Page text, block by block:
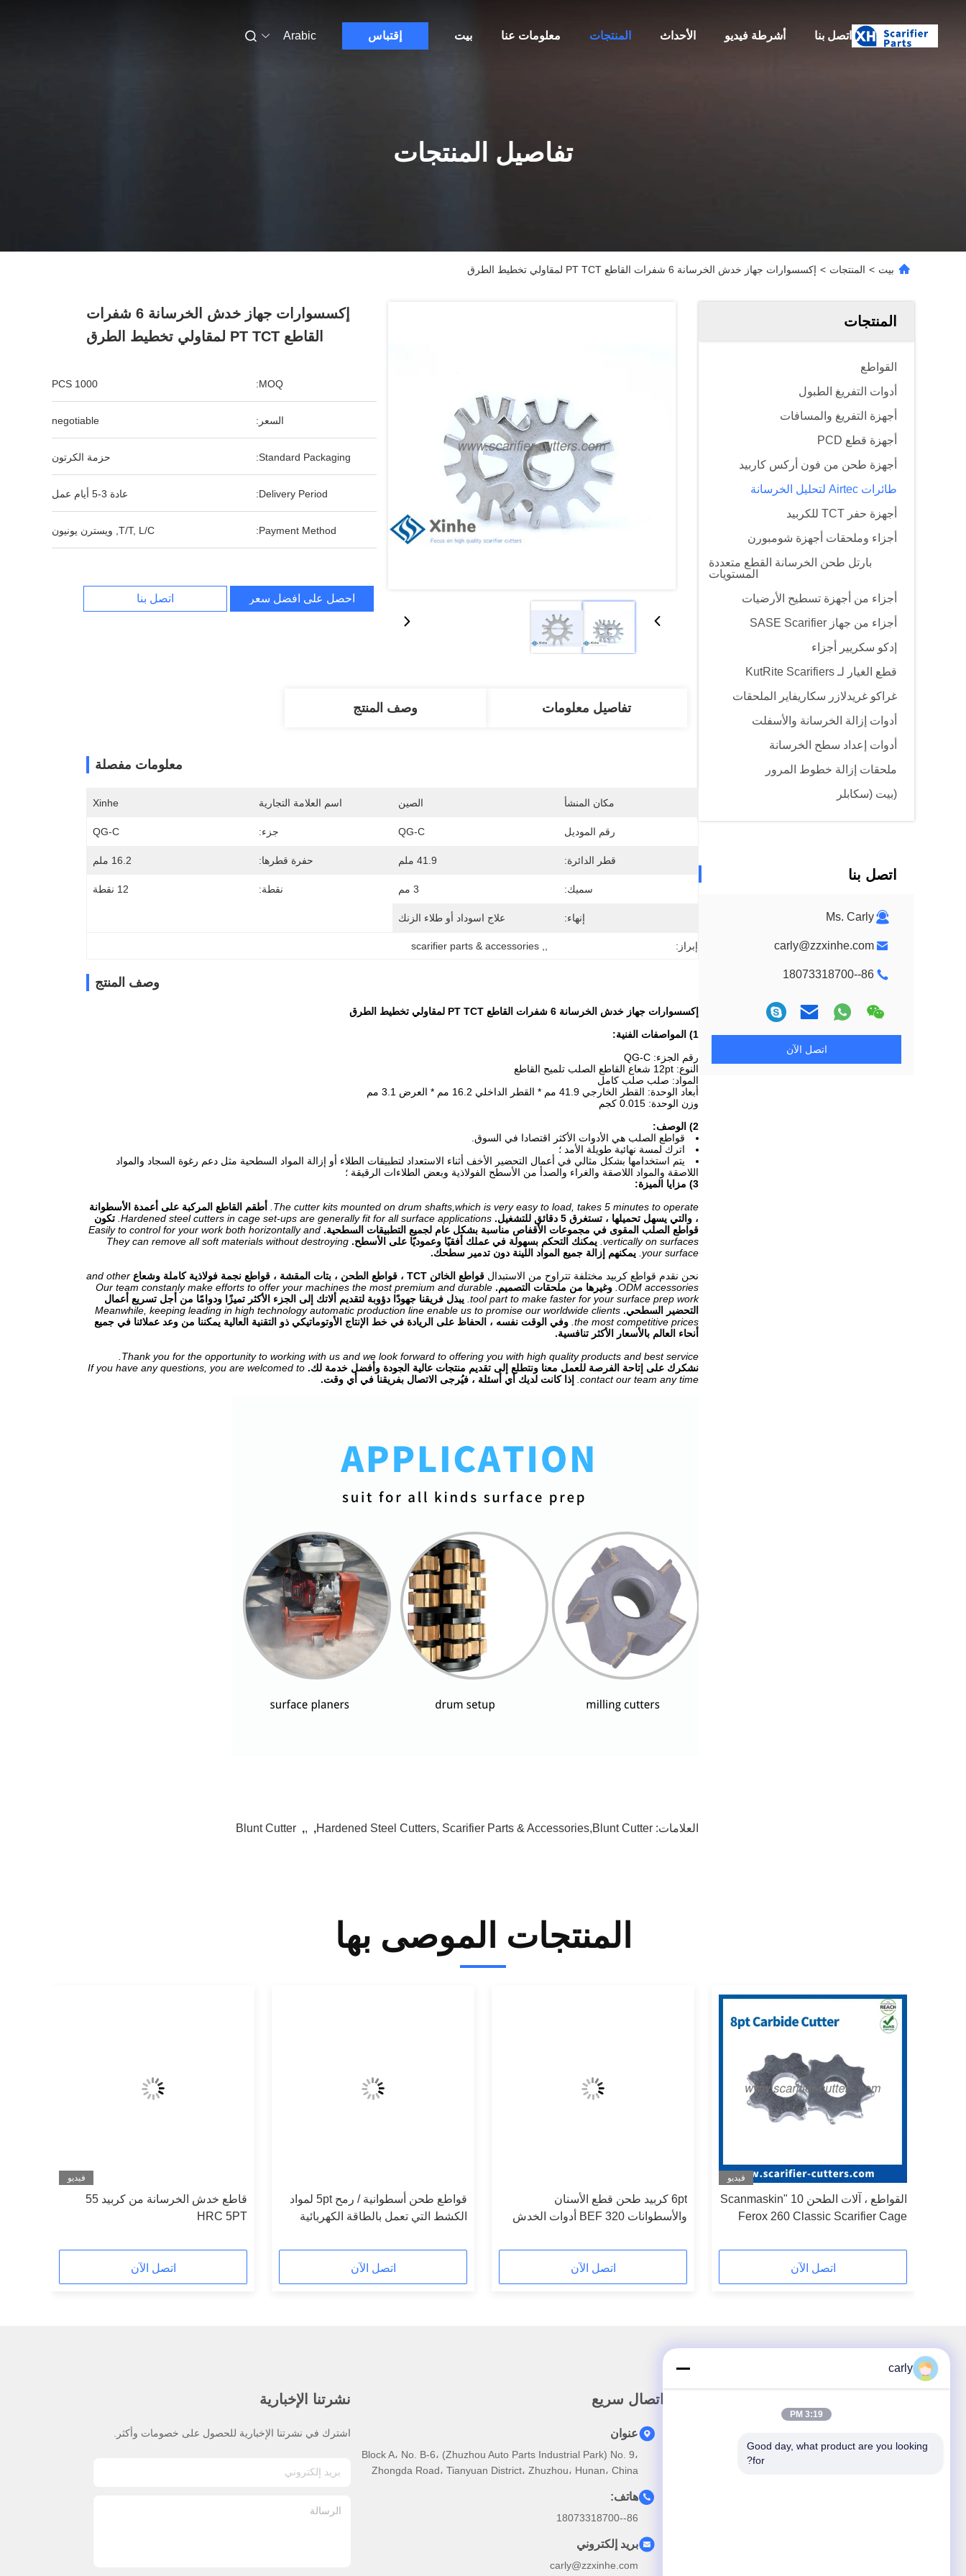
بيت معلومات عنا المنتجات الأحداث أشرطة فيديو اتصل بنا إقتباس Arabic
تفاصيل المنتجات
بيت > المنتجات > إكسسوارات جهاز خدش الخرسانة 6 شفرات القاطع PT TCT لمقاولي تخطيط الطرق
المنتجات
القواطع
أدوات التفريغ الطبول
أجهزة التفريغ والمسافات
أجهزة قطع PCD
أجهزة طحن من فون أركس كاربيد
طائرات Airtec لتحليل الخرسانة
أجهزة حفر TCT للكربيد
أجزاء وملحقات أجهزة شومبورن
بارتل طحن الخرسانة القطع متعددة
المستويات
أجزاء من أجهزة تسطيح الأرضيات
أجزاء من جهاز SASE Scarifier
إدكو سكريير أجزاء
قطع الغيار لـ KutRite Scarifiers
غراكو غريدلازر سكاريفاير الملحقات
أدوات إزالة الخرسانة والأسفلت
أدوات إعداد سطح الخرسانة
ملحقات إزالة خطوط المرور
(بيت (سكابلر
اتصل بنا
Ms. Carly
carly@zzxinhe.com
86--18073318700
اتصل الآن
إكسسوارات جهاز خدش الخرسانة 6 شفرات
القاطع PT TCT لمقاولي تخطيط الطرق
MOQ:
1000 PCS
السعر: negotiable
Standard Packaging: حزمة الكرتون
Delivery Period: عادة 3-5 أيام عمل
Payment Method: T/T, L/C, ويسترن يونيون
احصل على افضل سعر اتصل بنا
تفاصيل معلومات وصف المنتج
معلومات مفصلة
مكان المنشأ الصين اسم العلامة التجارية Xinhe
رقم الموديل QG-C جزء: QG-C
قطر الدائرة: 41.9 ملم حفرة قطرها: 16.2 ملم
سميك: 3 مم نقطة: 12 نقطة
إنهاء: علاج اسوداد أو طلاء الزنك
إبراز: ,
scarifier parts & accessories
وصف المنتج
إكسسوارات جهاز خدش الخرسانة 6 شفرات القاطع PT TCT لمقاولي تخطيط الطرق
1) المواصفات الفنية:
رقم الجزء: QG-C
النوع: 12pt شعاع القاطع الصلب تلميح القاطع
المواد: صلب صلب كامل
أبعاد الوحدة: القطر الخارجي 41.9 مم * القطر الداخلي 16.2 مم * العرض 3.1 مم
وزن الوحدة: 0.015 كجم
2) الوصف:
قواطع الصلب هي الأدوات الأكثر اقتصادا في السوق.
اترك لمسة نهائية طويلة الأمد ؛
يتم استخدامها بشكل مثالي في أعمال التحضير الأخف أثناء الاستعداد لتطبيقات الطلاء أو إزالة المواد السطحية مثل دعم رغوة السجاد والمواد
اللاصقة والمواد اللاصقة والغراء والصدأ من الأسطح الفولاذية وبعض الطلاءات الرقيقة ؛
3) مزايا الميزة:
The cutter kits mounted on drum shafts,which is very easy to load, takes 5 minutes to operate.
أطقم القاطع المركبة على أعمدة الأسطوانة
، والتي يسهل تحميلها ، تستغرق 5 دقائق للتشغيل.
Hardened steel cutters in cage set-ups are generally fit for all surface applications. تكون
قواطع الصلب المقوى في مجموعات الأقفاص مناسبة بشكل عام لجميع التطبيقات السطحية. Easily to control for your work both horizontally and
vertically on surfaces. يمكنك التحكم بسهولة في عملك أفقيًا وعموديًا على الأسطح. They can remove all soft materials without destroying
your surface. يمكنهم إزالة جميع المواد اللينة دون تدمير سطحك.
نحن نقدم قواطع كربيد مختلفة تتراوح من الاستبدال قواطع الخائن TCT ، قواطع الطحن ، بتات المقشة ، قواطع نجمة فولاذية كاملة وشعاع
and other
ODM accessories. وغيرها من ملحقات التصميم. Our team constanly make efforts to offer your machines the most premium and durable
tool part to make faster for your surface prep work. يبذل فريقنا جهودًا دؤوبة لتقديم ألاتك إلى الجزء الأكثر تميزًا ودوامًا من أجل تسريع أعمال
التحضير السطحي. Meanwhile, keeping leading in high technology automatic production line enable us to promise our worldwide clients
the most competitive prices. وفي الوقت نفسه ، الحفاظ على الريادة في خط الإنتاج الأوتوماتيكي ذو التقنية العالية يمكننا من وعد عملائنا في جميع
أنحاء العالم بالأسعار الأكثر تنافسية.
Thank you for the opportunity to working with us and we look forward to offering you with high quality products and best service.
نشكرك على إتاحة الفرصة للعمل معنا ونتطلع إلى تقديم منتجات عالية الجودة وأفضل خدمة لك. If you have any questions, you are welcomed to
contact our team any time.
إذا كانت لديك أي أسئلة ، فيُرجى الاتصال بفريقنا في أي وقت.
العلامات: Hardened Steel Cutters, Scarifier Parts & Accessories,blunt Cutter
,
,
,
Blunt Cutter
المنتجات الموصى بها
فيديو
القواطع ، آلات الطحن 10 "Scanmaskin
Ferox 260 Classic Scarifier Cage
اتصل الآن
6pt كربيد طحن قطع الأسنان
والأسطوانات BEF 320 أدوات الخدش
بوصة - شديدة التحمل
اتصل الآن
قواطع طحن أسطوانية / رمح 5pt لمواد
الكشط التي تعمل بالطاقة الكهربائية
اتصل الآن
فيديو
قاطع خدش الخرسانة من كربيد 55
HRC 5PT
اتصل الآن
اتصال سريع
عنوان
Block A، No. B-6، (Zhuzhou Auto Parts Industrial Park) No. 9،
Zhongda Road، Tianyuan District، Zhuzhou، Hunan، China
هاتف:
86--18073318700
بريد إلكتروني
carly@zzxinhe.com
نشرتنا الإخبارية
اشترك في نشرتنا الإخبارية للحصول على خصومات وأكثر.
carly
3:19 PM
Good day, what product are you looking
for?